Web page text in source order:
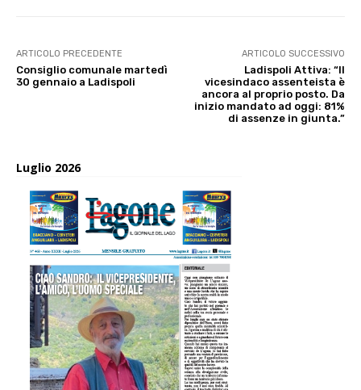
ARTICOLO PRECEDENTE
Consiglio comunale martedì
30 gennaio a Ladispoli
ARTICOLO SUCCESSIVO
Ladispoli Attiva: “Il
vicesindaco assenteista è
ancora al proprio posto. Da
inizio mandato ad oggi: 81%
di assenze in giunta.”
Luglio 2026